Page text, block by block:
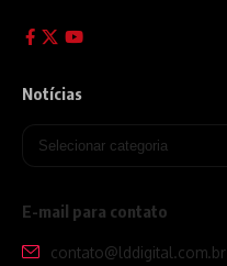
Notícias
E-mail para contato
contato@lddigital.com.br